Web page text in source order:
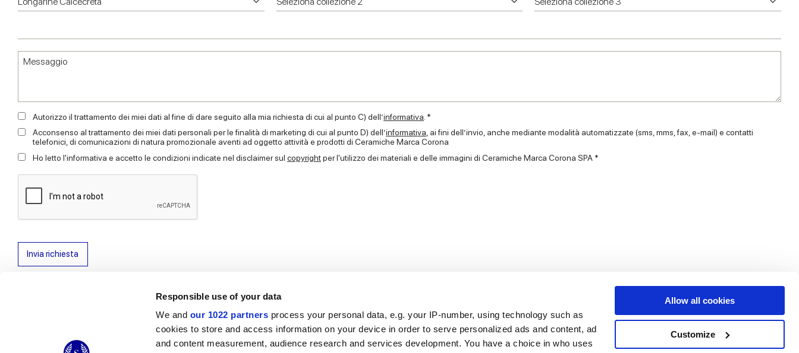
Responsible use of your data
We and our 1022 partners process your personal data, e.g. your IP-number, using technology such as
cookies to store and access information on your device in order to serve personalized ads and content, ad
and content measurement, audience research and services development. You have a choice in who uses
Allow all cookies
Customize
Autorizzo il trattamento dei miei dati al fine di dare seguito alla mia richiesta di cui al punto C) dell’informativa . *
Acconsenso al trattamento dei miei dati personali per le finalità di marketing di cui al punto D) dell’informativa , ai fini dell’invio, anche mediante modalità automatizzate (sms, mms, fax, e-mail) e contatti
telefonici, di comunicazioni di natura promozionale aventi ad oggetto attività e prodotti di Ceramiche Marca Corona
Ho letto l'informativa e accetto le condizioni indicate nel disclaimer sul copyrightper l'utilizzo dei materiali e delle immagini di Ceramiche Marca Corona SPA *
Invia richiesta
© 2026 CERAMICHE MARCA CORONA S.P.A.
Ceramiche Marca Corona
S.p.a. - P.IVA: IT00628160368
Via Emilia Romagna 7, 41049 Sassuolo (MO) Italy
Link utili
My Marca Corona
Area legale
Condizioni di vendita